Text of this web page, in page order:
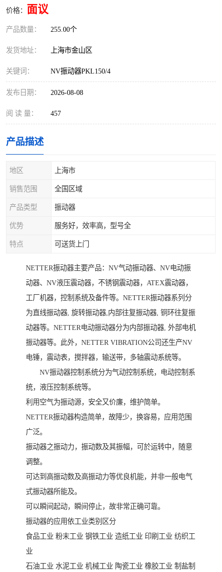
价格： 面议
产品数量： 255.00个
发货地址： 上海市金山区
关键词： NV振动器PKL150/4
发布日期： 2026-08-08
阅 读 量： 457
产品描述
地区 上海市
销售范围 全国区域
产品类型 振动器
优势 服务好，效率高，型号全
特点 可送货上门
NETTER振动器主要产品：NV气动振动器、NV电动振
动器、NV液压震动器，不锈钢震动器，ATEX震动器，
工厂机器，控制系统及备件等。NETTER振动器系列分
为直线振动器, 旋转振动器,内部往复振动器, 铜环往复振
动器等。NETTER电动振动器分为内部振动器, 外部电机
振动器等。此外，NETTER VIBRATION公司还生产NV
电锤，震动表，搅拌器，输送带，多轴震动系统等。
NV振动器控制系统分为气动控制系统，电动控制系
统，液压控制系统等。
利用空气为振动源，安全又价廉，维护简单。
NETTER振动器构造简单，故障少，换容易，应用范围
广泛。
振动器之振动力，振动数及其振幅，可於运转中，随意
调整。
可达到高振动数及高振动力等优良机能，并非一般电气
式振动器所能及。
可以瞬间起动，瞬间停止，故非常正确可靠。
振动器的应用依工业类别区分
食品工业 粉末工业 钢铁工业 造纸工业 印刷工业 纺织工
业
石油工业 水泥工业 机械工业 陶瓷工业 橡胶工业 制盐制
Warner Linear